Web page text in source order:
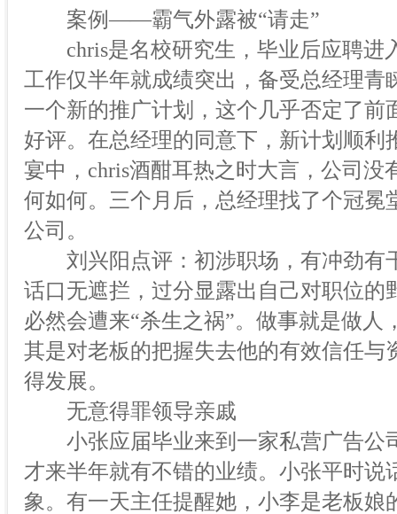
案例——霸气外露被“请走”
chris是名校研究生，毕业后应聘进
工作仅半年就成绩突出，备受总经理
一个新的推广计划，这个几乎否定了
好评。在总经理的同意下，新计划顺
宴中，chris酒酣耳热之时大言，公司
何如何。三个月后，总经理找了个冠冕
公司。
刘兴阳点评：初涉职场，有冲劲有
话口无遮拦，过分显露出自己对职位
必然会遭来“杀生之祸”。做事就是做
其是对老板的把握失去他的有效信任
得发展。
无意得罪领导亲戚
小张应届毕业来到一家私营广告公
才来半年就有不错的业绩。小张平时
象。有一天主任提醒她，小李是老板